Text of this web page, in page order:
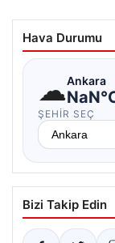
Hava Durumu
☁Ankara
ŞEHIR SEÇ
Bizi Takip Edin